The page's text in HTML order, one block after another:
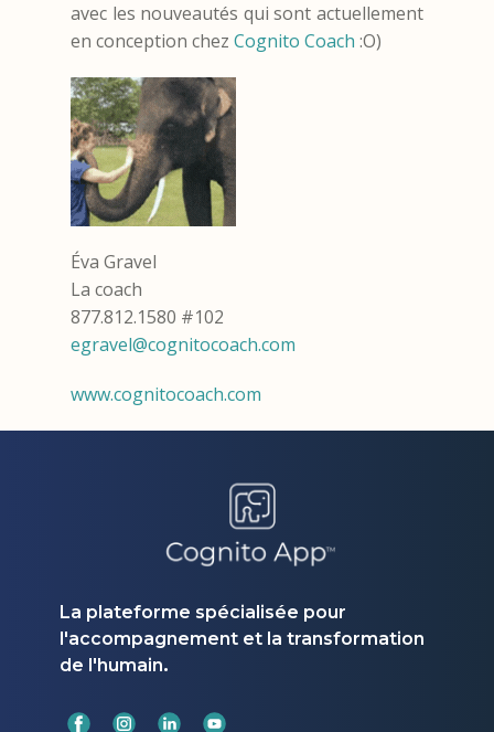
avec les nouveautés qui sont actuellement
en conception chez Cognito Coach :O)
Éva Gravel
La coach
877.812.1580 #102
egravel@cognitocoach.com
www.cognitocoach.com
La plateforme spécialisée pour
l'accompagnement et la transformation
de l'humain.